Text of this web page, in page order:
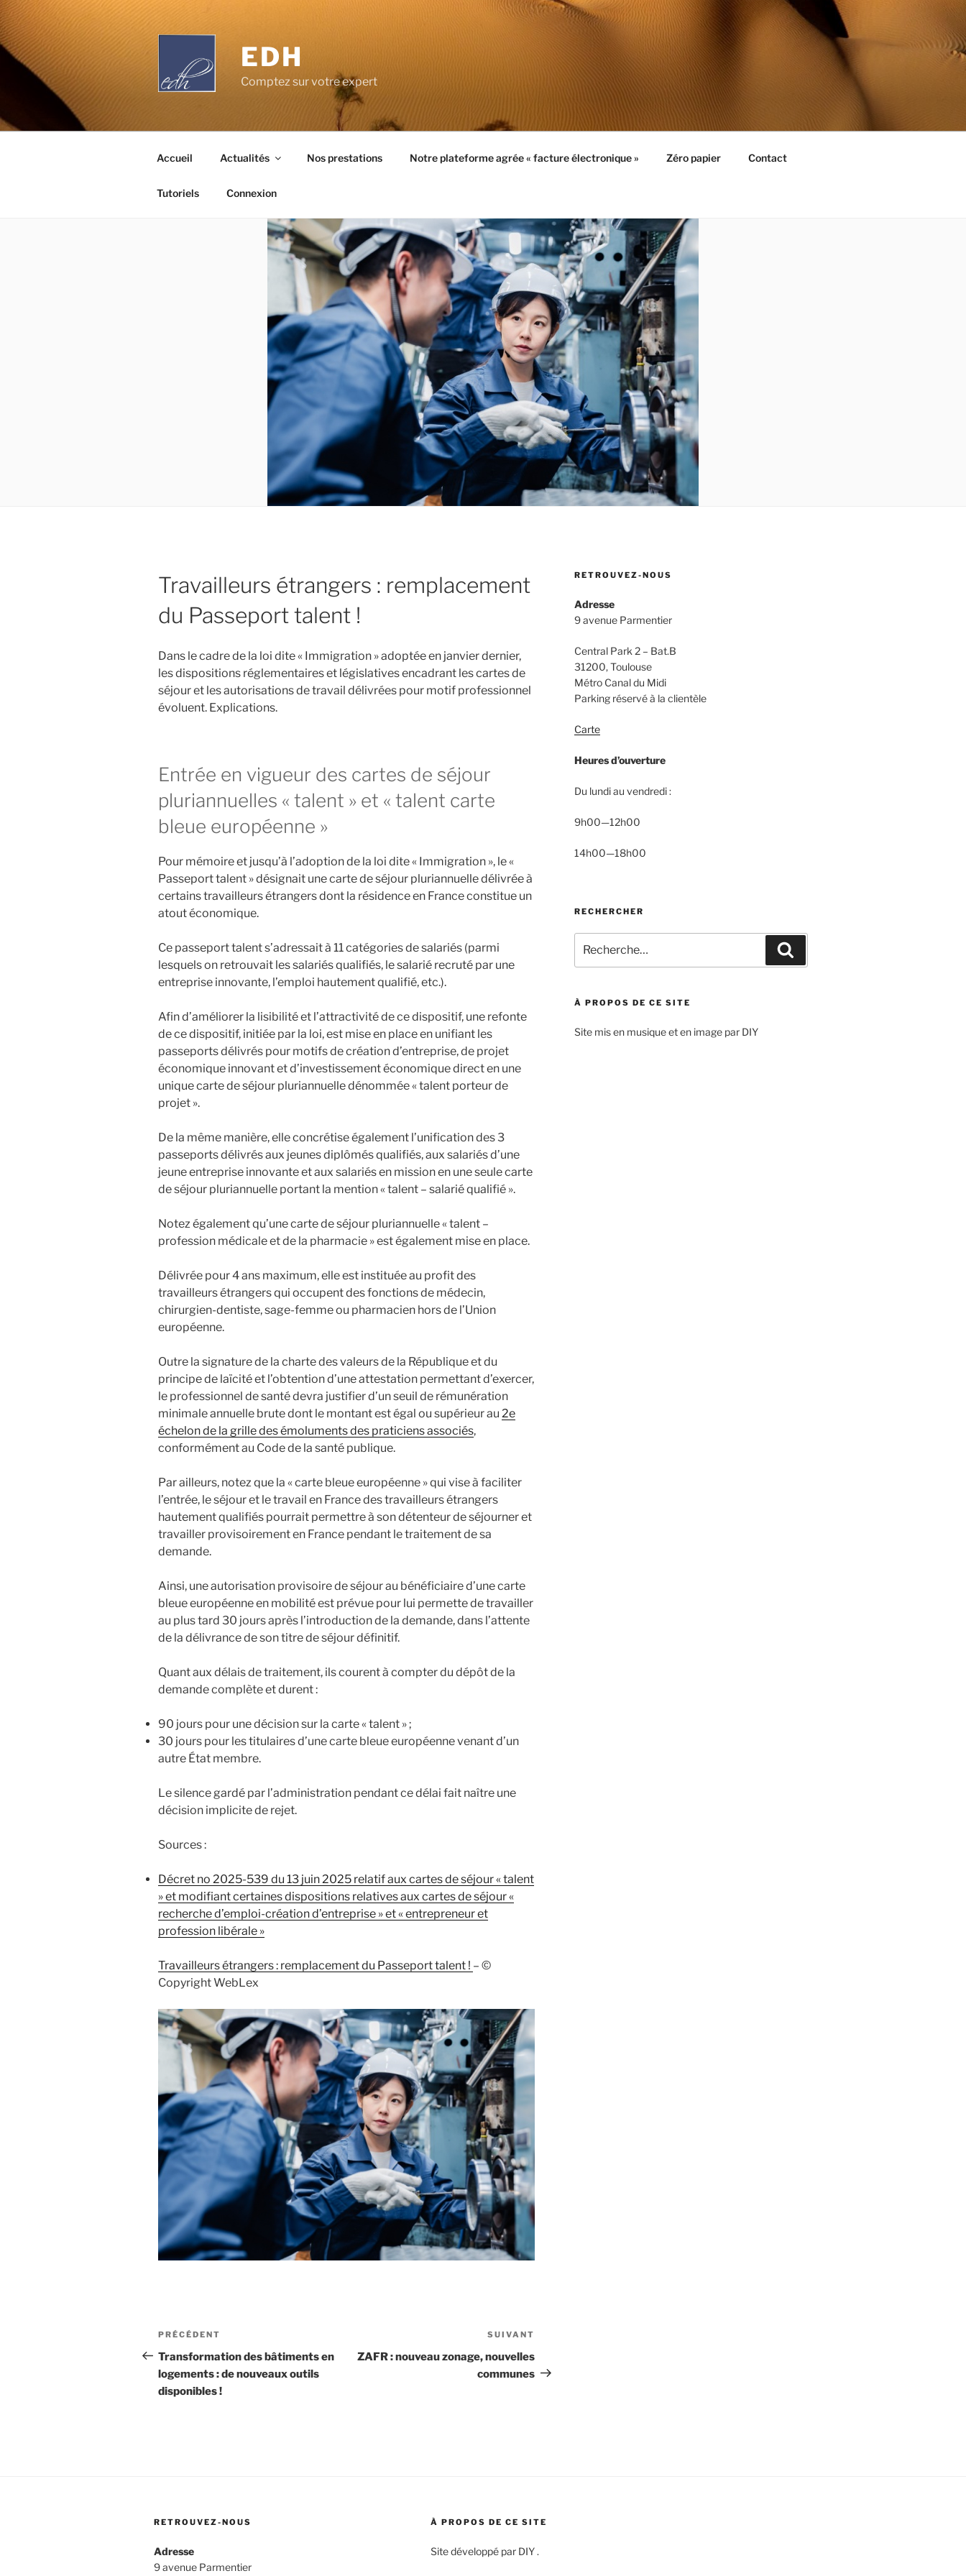
Aller
au
contenu
principal
EDH
Comptez sur votre expert
Accueil Actualités Nos prestations Notre plateforme agrée « facture électronique » Zéro papier Contact
Tutoriels Connexion
Travailleurs étrangers : remplacement
du Passeport talent !
Dans le cadre de la loi dite « Immigration » adoptée en janvier dernier,
les dispositions réglementaires et législatives encadrant les cartes de
séjour et les autorisations de travail délivrées pour motif professionnel
évoluent. Explications.
Entrée en vigueur des cartes de séjour
pluriannuelles « talent » et « talent carte
bleue européenne »
Pour mémoire et jusqu’à l’adoption de la loi dite « Immigration », le «
Passeport talent » désignait une carte de séjour pluriannuelle délivrée à
certains travailleurs étrangers dont la résidence en France constitue un
atout économique.
Ce passeport talent s’adressait à 11 catégories de salariés (parmi
lesquels on retrouvait les salariés qualifiés, le salarié recruté par une
entreprise innovante, l’emploi hautement qualifié, etc.).
Afin d’améliorer la lisibilité et l’attractivité de ce dispositif, une refonte
de ce dispositif, initiée par la loi, est mise en place en unifiant les
passeports délivrés pour motifs de création d’entreprise, de projet
économique innovant et d’investissement économique direct en une
unique carte de séjour pluriannuelle dénommée « talent porteur de
projet ».
De la même manière, elle concrétise également l’unification des 3
passeports délivrés aux jeunes diplômés qualifiés, aux salariés d’une
jeune entreprise innovante et aux salariés en mission en une seule carte
de séjour pluriannuelle portant la mention « talent – salarié qualifié ».
Notez également qu’une carte de séjour pluriannuelle « talent –
profession médicale et de la pharmacie » est également mise en place.
Délivrée pour 4 ans maximum, elle est instituée au profit des
travailleurs étrangers qui occupent des fonctions de médecin,
chirurgien-dentiste, sage-femme ou pharmacien hors de l’Union
européenne.
Outre la signature de la charte des valeurs de la République et du
principe de laïcité et l’obtention d’une attestation permettant d’exercer,
le professionnel de santé devra justifier d’un seuil de rémunération
minimale annuelle brute dont le montant est égal ou supérieur au 2e
échelon de la grille des émoluments des praticiens associés,
conformément au Code de la santé publique.
Par ailleurs, notez que la « carte bleue européenne » qui vise à faciliter
l’entrée, le séjour et le travail en France des travailleurs étrangers
hautement qualifiés pourrait permettre à son détenteur de séjourner et
travailler provisoirement en France pendant le traitement de sa
demande.
Ainsi, une autorisation provisoire de séjour au bénéficiaire d’une carte
bleue européenne en mobilité est prévue pour lui permette de travailler
au plus tard 30 jours après l’introduction de la demande, dans l’attente
de la délivrance de son titre de séjour définitif.
Quant aux délais de traitement, ils courent à compter du dépôt de la
demande complète et durent :
90 jours pour une décision sur la carte « talent » ;
30 jours pour les titulaires d’une carte bleue européenne venant d’un
autre État membre.
Le silence gardé par l’administration pendant ce délai fait naître une
décision implicite de rejet.
Sources :
Décret no 2025-539 du 13 juin 2025 relatif aux cartes de séjour « talent
» et modifiant certaines dispositions relatives aux cartes de séjour «
recherche d’emploi-création d’entreprise » et « entrepreneur et
profession libérale »
Travailleurs étrangers : remplacement du Passeport talent ! – ©
Copyright WebLex
Navigation
de
l’article
Article
précédent
PRÉCÉDENT
Transformation des bâtiments en
logements : de nouveaux outils
disponibles !
suivant
SUIVANT
ZAFR : nouveau zonage, nouvelles
communes
RETROUVEZ-NOUS
Adresse
9 avenue Parmentier
Central Park 2 – Bat.B
31200, Toulouse
Métro Canal du Midi
Parking réservé à la clientèle
Carte
Heures d’ouverture
Du lundi au vendredi :
9h00—12h00
14h00—18h00
RECHERCHER
pour
:
À PROPOS DE CE SITE
Site mis en musique et en image par DIY
RETROUVEZ-NOUS
Adresse
9 avenue Parmentier
À PROPOS DE CE SITE
Site développé par DIY .